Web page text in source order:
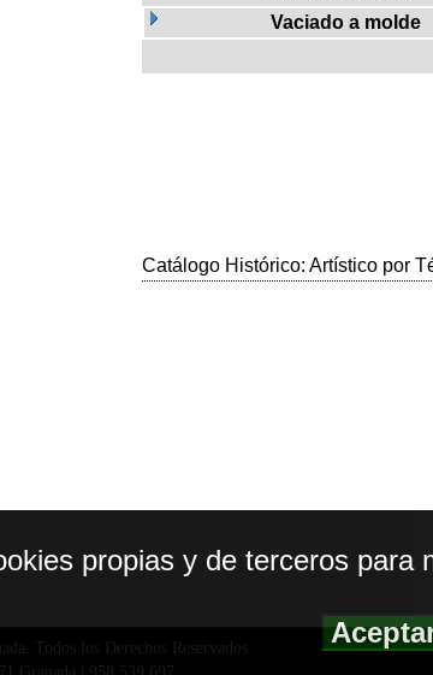
Vaciado a molde
Catálogo Histórico: Artístico por
Todos los Derechos Reservados.
propias y de terceros para